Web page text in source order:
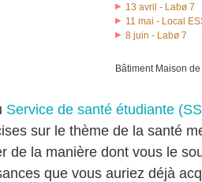
13 avril - Labø 7
11 mai - Local
8 juin - Labø 7
Bâtiment Maison
Service de santé étudiante
sur le thème de la santé
de la manière dont vous le
que vous auriez déjà